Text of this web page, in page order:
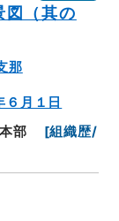
（其の
那
月１日
部 [組織歴/